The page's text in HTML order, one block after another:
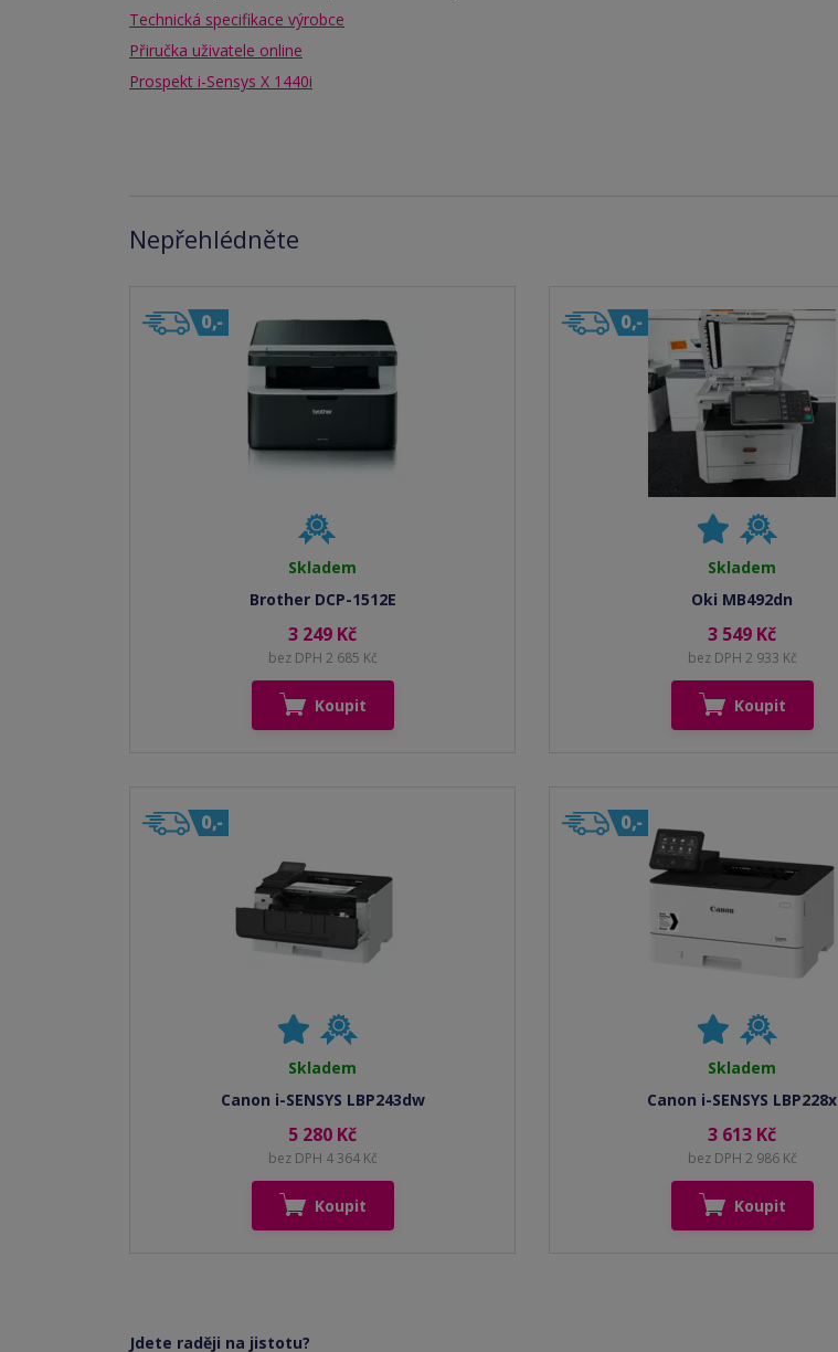
Technická specifikace výrobce
Přiručka uživatele online
Prospekt i-Sensys X 1440i
Nepřehlédněte
Skladem
Brother DCP-1512E
3 249 Kč
bez DPH 2 685 Kč
Koupit
Skladem
Oki MB492dn
3 549 Kč
bez DPH 2 933 Kč
Koupit
Skladem
Canon i-SENSYS LBP243dw
5 280 Kč
bez DPH 4 364 Kč
Koupit
Skladem
Canon i-SENSYS LBP228x
3 613 Kč
bez DPH 2 986 Kč
Koupit
Jdete raději na jistotu?